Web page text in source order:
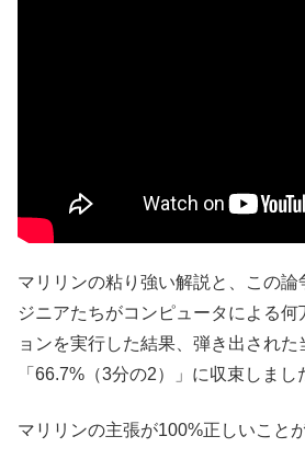
マリリンの粘り強い解説と、この
ジニアたちがコンピュータによる
ョンを実行した結果、弾き出され
「66.7%（3分の2）」に収束しまし
マリリンの主張が100%正しいこと